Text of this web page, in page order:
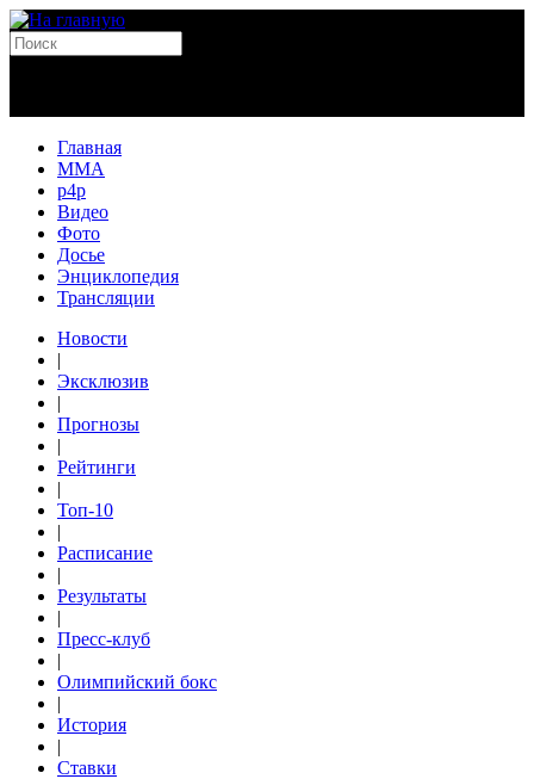
Главная
MMA
p4p
Видео
Фото
Досье
Энциклопедия
Трансляции
Новости
|
Эксклюзив
|
Прогнозы
|
Рейтинги
|
Топ-10
|
Расписание
|
Результаты
|
Пресс-клуб
|
Олимпийский бокс
|
История
|
Ставки